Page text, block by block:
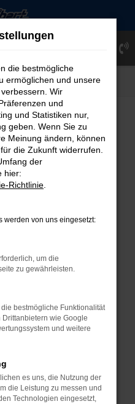
Showroom
ERROR
aufgetreten.
dir helfen können:
und deine
zum Beispiel
wie Werbeblocker,
Seiten
in einem privaten
die bestmögliche
ermöglichen und unsere
Wir
und
und Statistiken nur,
geben. Wenn Sie zu
Meinung ändern, können
die Zukunft widerrufen.
der
hier:
Richtlinie
werden von uns eingesetzt:
um die
zu gewährleisten.
bestmögliche Funktionalität
wie Google
und weitere
es uns, die Nutzung der
die Leistung zu messen und
Technologien eingesetzt,